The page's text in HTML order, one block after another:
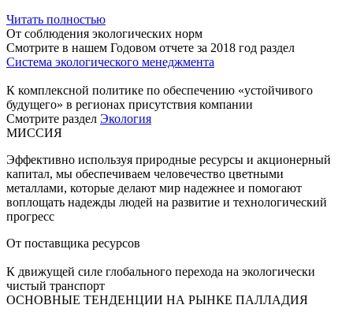
Читать полностью
От соблюдения экологических норм
Смотрите в нашем Годовом отчете за 2018 год раздел
Система экологического менеджмента
К комплексной политике по обеспечению «устойчивого
будущего» в регионах присутствия компании
Смотрите раздел Экология
МИССИЯ
Эффективно используя природные ресурсы и акционерный
капитал, мы обеспечиваем человечество цветными
металлами, которые делают мир надежнее и помогают
воплощать надежды людей на развитие и технологический
прогресс
От поставщика ресурсов
К движущей силе глобального перехода на экологически
чистый транспорт
ОСНОВНЫЕ ТЕНДЕНЦИИ НА РЫНКЕ ПАЛЛАДИЯ